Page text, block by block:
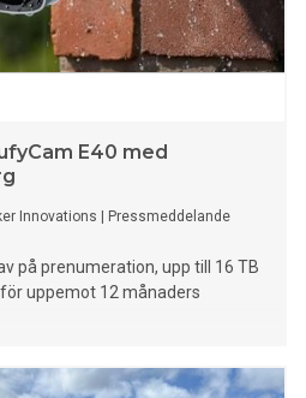
E40 med
Innovations Pressmeddelande
på prenumeration, upp till 16 TB
uppemot 12 månaders